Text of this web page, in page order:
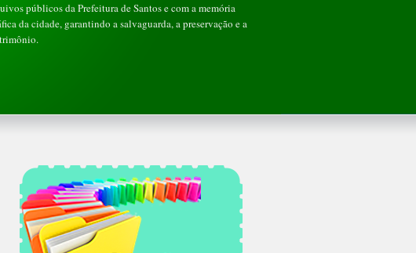
públicos da Prefeitura de Santos e com a memória
da cidade, garantindo a salvaguarda, a preservação e a